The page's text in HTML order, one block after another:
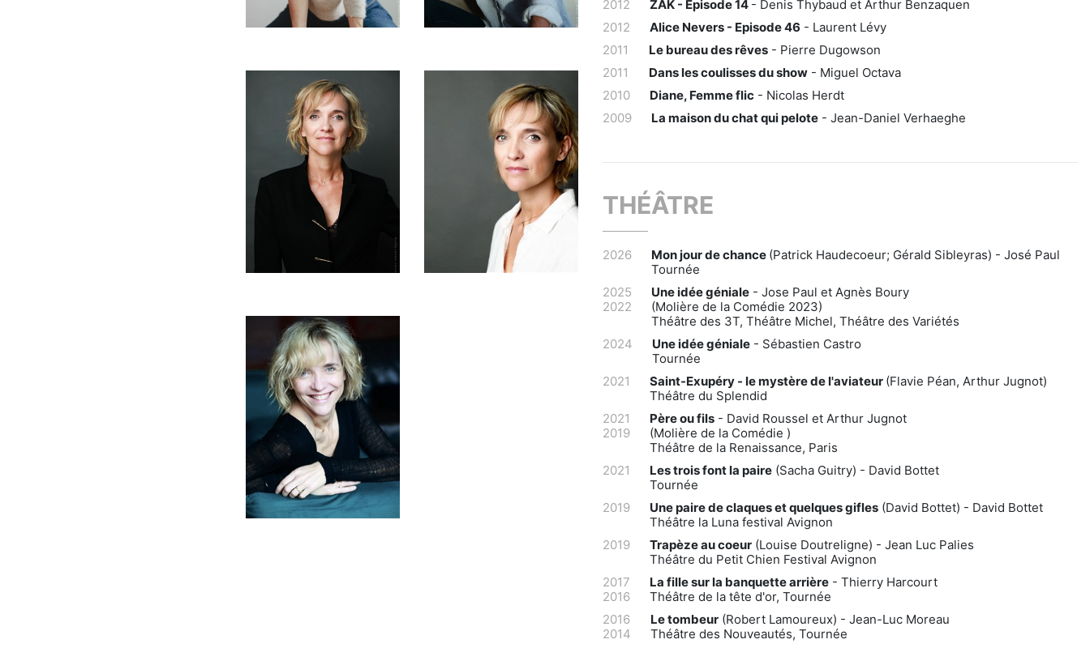
2012
ZAK - Episode 14 - Denis Thybaud et Arthur Benzaquen
2012
Alice Nevers - Episode 46 - Laurent Lévy
2011
Le bureau des rêves - Pierre Dugowson
2011
Dans les coulisses du show - Miguel Octava
2010
Diane, Femme flic - Nicolas Herdt
2009
La maison du chat qui pelote - Jean-Daniel Verhaeghe
THÉÂTRE
2026 Mon jour de chance (Patrick Haudecoeur; Gérald Sibleyras) - José Paul
Tournée
2025
2022
Une idée géniale - Jose Paul et Agnès Boury
(Molière de la Comédie 2023)
Théâtre des 3T, Théâtre Michel, Théâtre des Variétés
2024
Une idée géniale - Sébastien Castro
Tournée
2021
Saint-Exupéry - le mystère de l'aviateur (Flavie Péan, Arthur Jugnot)
Théâtre du Splendid
2021
2019
Père ou fils - David Roussel et Arthur Jugnot
(Molière de la Comédie )
Théâtre de la Renaissance, Paris
2021
Les trois font la paire (Sacha Guitry) - David Bottet
Tournée
2019
Une paire de claques et quelques gifles (David Bottet) - David Bottet
Théâtre la Luna festival Avignon
2019
Trapèze au coeur (Louise Doutreligne) - Jean Luc Palies
Théâtre du Petit Chien Festival Avignon
2017
2016
La fille sur la banquette arrière - Thierry Harcourt
Théâtre de la tête d'or, Tournée
2016
2014
Le tombeur (Robert Lamoureux) - Jean-Luc Moreau
Théâtre des Nouveautés, Tournée